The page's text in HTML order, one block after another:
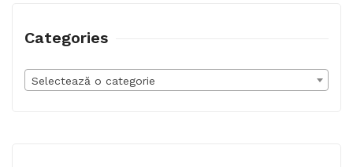
Categories
Selectează o categorie